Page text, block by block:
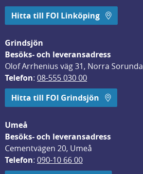
Hitta till FOI Linköping
Grindsjön
Besöks- och leveransadress
Olof Arrhenius väg 31, Norra Sorunda
Telefon: 08-555 030 00
Hitta till FOI Grindsjön
Umeå
Besöks- och leveransadress
Cementvägen 20, Umeå
Telefon: 090-10 66 00